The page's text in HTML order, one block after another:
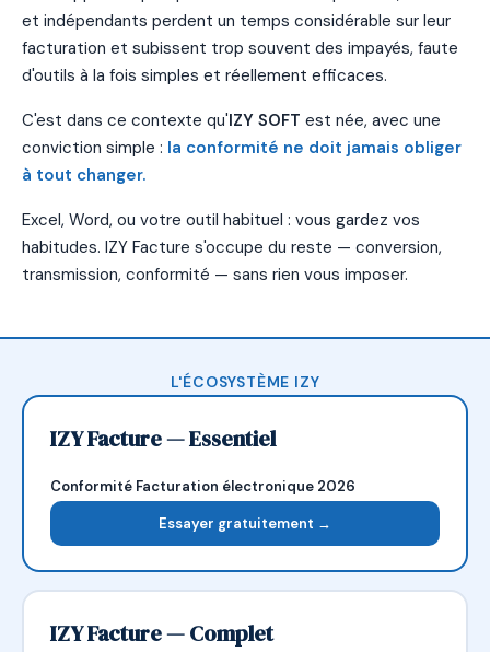
et indépendants perdent un temps considérable sur leur
facturation et subissent trop souvent des impayés, faute
d'outils à la fois simples et réellement efficaces.
C'est dans ce contexte qu'IZY SOFT est née, avec une
conviction simple : la conformité ne doit jamais obliger
à tout changer.
Excel, Word, ou votre outil habituel : vous gardez vos
habitudes. IZY Facture s'occupe du reste — conversion,
transmission, conformité — sans rien vous imposer.
L'ÉCOSYSTÈME IZY
IZY Facture — Essentiel
Conformité Facturation électronique 2026
Essayer gratuitement →
IZY Facture — Complet